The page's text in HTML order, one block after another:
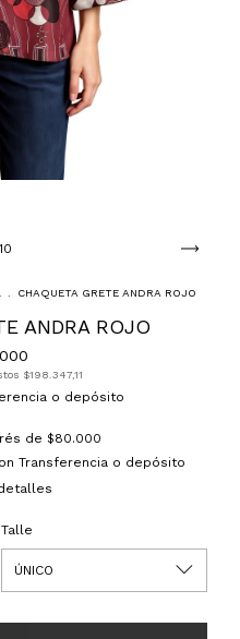
CHAQUETA GRETE ANDRA ROJO
ANDRA ROJO
$198.347,11
o depósito
de $80.000
Transferencia o depósito
Talle